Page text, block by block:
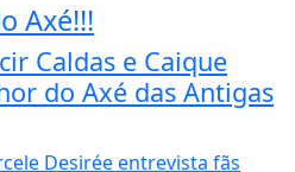
Axé!!!
Caldas e Caique
do Axé das Antigas